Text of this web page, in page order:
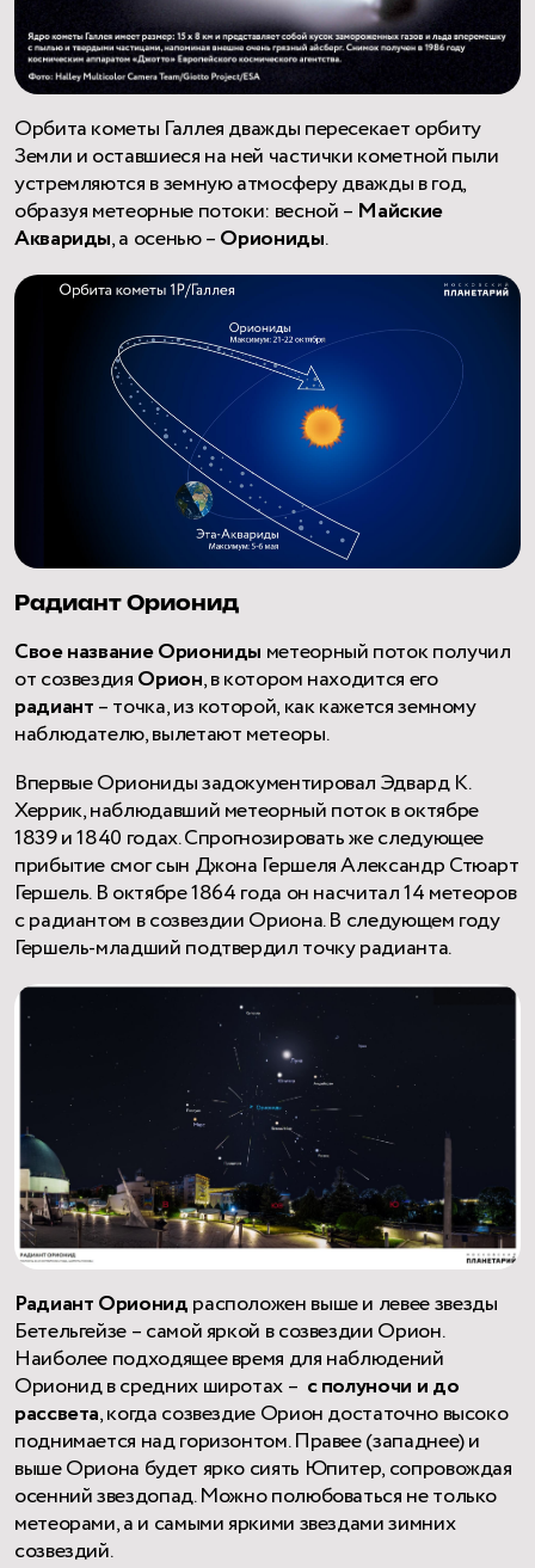
Орбита кометы Галлея дважды пересекает орбиту
Земли и оставшиеся на ней частички кометной пыли
устремляются в земную атмосферу дважды в год,
образуя метеорные потоки: весной – Майские
Аквариды, а осенью –Ориониды.
Радиант Орионид
Свое название Ориониды метеорный поток получил
от созвездияОрион, в котором находится его
радиант– точка, из которой, как кажется земному
наблюдателю, вылетают метеоры.
Впервые Ориониды задокументировал Эдвард К.
Херрик, наблюдавший метеорный поток в октябре
1839 и 1840 годах. Спрогнозировать же следующее
прибытие смог сын Джона Гершеля Александр Стюарт
Гершель. В октябре 1864 года он насчитал 14 метеоров
с радиантом в созвездии Ориона. В следующем году
Гершель-младший подтвердил точку радианта.
Радиант Орионидрасположен выше и левее звезды
Бетельгейзе – самой яркой в созвездии Орион.
Наиболее подходящее время для наблюдений
Орионид в средних широтах – с полуночи и до
рассвета, когда созвездие Орион достаточно высоко
поднимается над горизонтом. Правее (западнее) и
выше Ориона будет ярко сиять Юпитер, сопровождая
осенний звездопад. Можно полюбоваться не только
метеорами, а и самыми яркими звездами зимних
созвездий.